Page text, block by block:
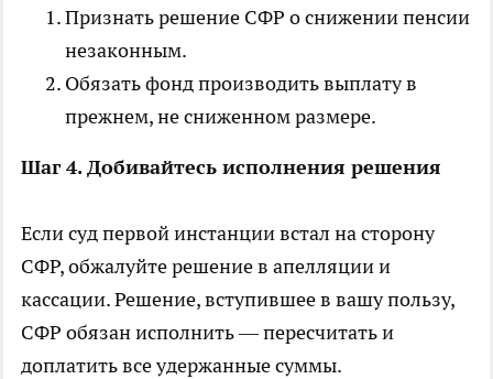
Признать решение СФР о снижении пенсии
незаконным.
Обязать фонд производить выплату в
прежнем, не сниженном размере.
Шаг 4. Добивайтесь исполнения решения
Если суд первой инстанции встал на сторону
СФР, обжалуйте решение в апелляции и
кассации. Решение, вступившее в вашу пользу,
СФР обязан исполнить — пересчитать и
доплатить все удержанные суммы.